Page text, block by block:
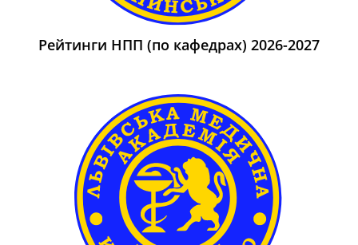
Рейтинги НПП (по кафедрах) 2026-2027